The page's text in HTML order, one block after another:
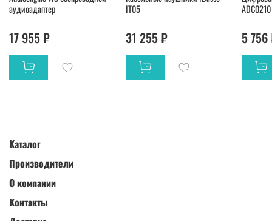
аудиоадаптер
17 955 ₽
IT05
31 255 ₽
ADC0210
5 756
Каталог
Производители
О компании
Контакты